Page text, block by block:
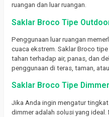
ruangan dan luar ruangan.
Saklar Broco Tipe
Penggunaan luar ruangan
cuaca ekstrem. Saklar Broco
tahan terhadap air, panas, dan
penggunaan di teras, taman,
Saklar Broco Tipe Dimmer
Jika Anda ingin mengatur
dimmer adalah solusi yang